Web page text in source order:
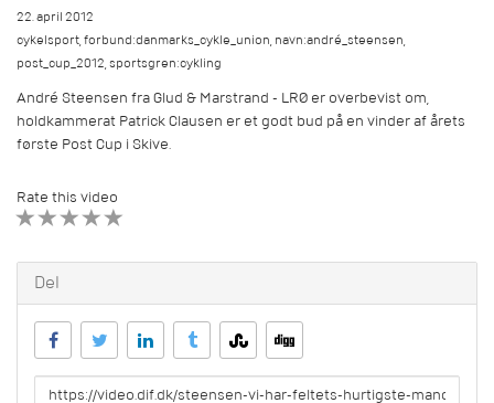
22. april 2012
cykelsport,forbund:danmarks_cykle_union,navn:andré_steensen,
post_cup_2012,sportsgren:cykling
André Steensen fra Glud & Marstrand - LRØ er overbevist om,
holdkammerat Patrick Clausen er et godt bud på en vinder af årets
første Post Cup i Skive.
Rate this video
Del
URL